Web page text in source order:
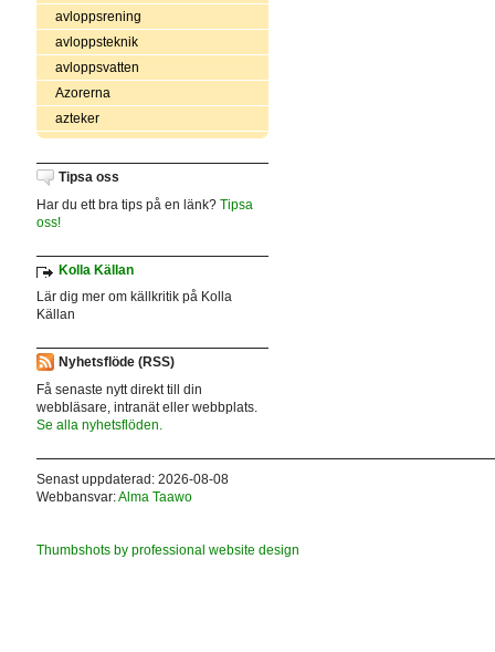
avloppsrening
avloppsteknik
avloppsvatten
Azorerna
azteker
Tipsa oss
Har du ett bra tips på en länk? Tipsa
oss!
Kolla Källan
Lär dig mer om källkritik på Kolla
Källan
Nyhetsflöde (RSS)
Få senaste nytt direkt till din
webbläsare, intranät eller webbplats.
Se alla nyhetsflöden.
Senast uppdaterad: 2026-08-08
Webbansvar:Alma Taawo
Thumbshots by professional website design